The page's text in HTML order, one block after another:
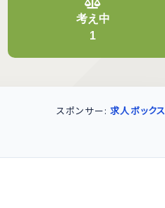
考え中
1
スポンサー:求人ボックス